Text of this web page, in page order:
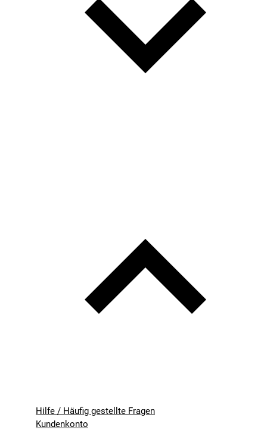
Hilfe / Häufig gestellte Fragen
Kundenkonto